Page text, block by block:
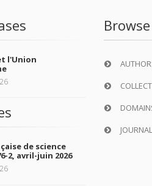
l'Union
de science
2, avril-juin 2026